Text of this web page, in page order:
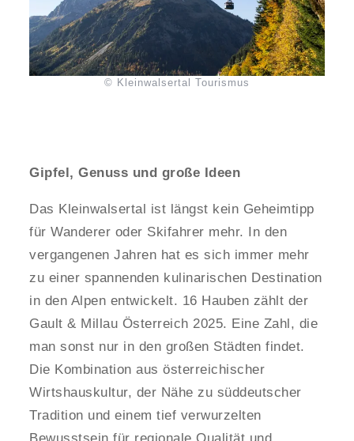
© Kleinwalsertal Tourismus
Gipfel, Genuss und große Ideen
Das Kleinwalsertal ist längst kein Geheimtipp
für Wanderer oder Skifahrer mehr. In den
vergangenen Jahren hat es sich immer mehr
zu einer spannenden kulinarischen Destination
in den Alpen entwickelt. 16 Hauben zählt der
Gault & Millau Österreich 2025. Eine Zahl, die
man sonst nur in den großen Städten findet.
Die Kombination aus österreichischer
Wirtshauskultur, der Nähe zu süddeutscher
Tradition und einem tief verwurzelten